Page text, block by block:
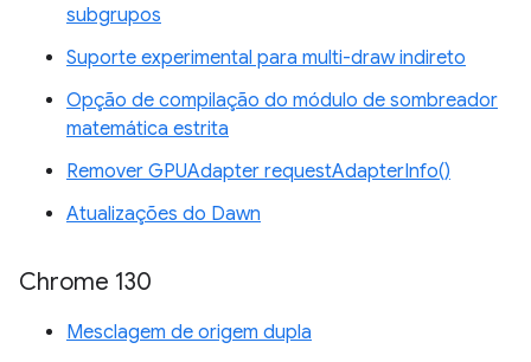
subgrupos
Suporte experimental para multi-draw indireto
Opção de compilação do módulo de sombreador
matemática estrita
Remover GPUAdapter requestAdapterInfo()
Atualizações do Dawn
Chrome 130
Mesclagem de origem dupla